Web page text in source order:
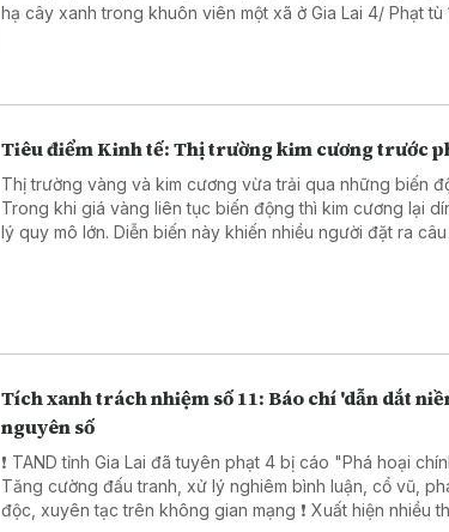
hạ cây xanh trong khuôn viên một xã ở Gia Lai 4/ Phạt tù 14 bị cáo trong vụ sản
Tiêu điểm Kinh tế: Thị trường kim cương trước
Thị trường vàng và kim cương vừa trải qua những biến
Trong khi giá vàng liên tục biến động thì kim cương lại
lý quy mô lớn. Diễn biến này khiến nhiều người đặt ra câu hỏi về pháp lý và lựa
Tích xanh trách nhiệm số 11: Báo chí 'dẫn dắt
nguyên số
❗ TAND tỉnh Gia Lai đã tuyên phạt 4 bị cáo "Phá hoại
Tăng cường đấu tranh, xử lý nghiêm bình luận, cổ vũ,
độc, xuyên tạc trên không gian mạng ❗ Xuất hiện nhiều thông tin bịa đặt về Cảnh